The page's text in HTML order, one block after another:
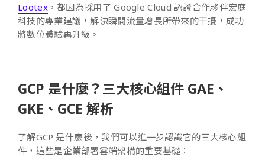
Lootex，都因為採用了 Google Cloud 認證合作夥伴宏庭
科技的專業建議，解決瞬間流量增長所帶來的干擾，成功
將數位體驗再升級。
GCP 是什麼？三大核心組件 GAE、
GKE、GCE 解析
了解GCP 是什麼後，我們可以進一步認識它的三大核心組
件，這些是企業部署雲端架構的重要基礎：